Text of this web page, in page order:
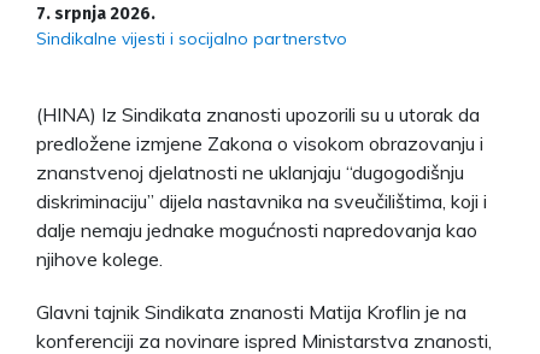
7. srpnja 2026.
Sindikalne vijesti i socijalno partnerstvo
(HINA) Iz Sindikata znanosti upozorili su u utorak da
predložene izmjene Zakona o visokom obrazovanju i
znanstvenoj djelatnosti ne uklanjaju “dugogodišnju
diskriminaciju” dijela nastavnika na sveučilištima, koji i
dalje nemaju jednake mogućnosti napredovanja kao
njihove kolege.
Glavni tajnik Sindikata znanosti Matija Kroflin je na
konferenciji za novinare ispred Ministarstva znanosti,